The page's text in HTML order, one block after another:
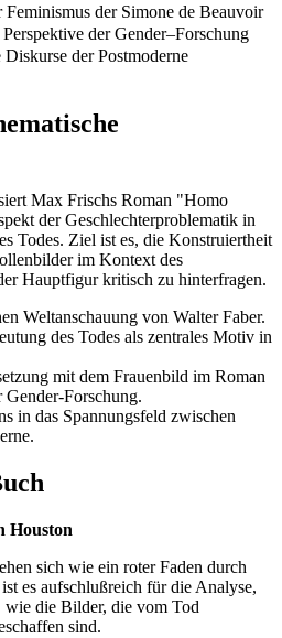
der Simone de Beauvoir
der Gender–Forschung
der Postmoderne
Max Frischs Roman "Homo
der Geschlechterproblematik in
Todes. Ziel ist es, die Konstruiertheit
im Kontext des
Hauptfigur kritisch zu hinterfragen.
Weltanschauung von Walter Faber.
des Todes als zentrales Motiv in
mit dem Frauenbild im Roman
Gender-Forschung.
in das Spannungsfeld zwischen
Houston
sich wie ein roter Faden durch
es aufschlußreich für die Analyse,
wie die Bilder, die vom Tod
sind.